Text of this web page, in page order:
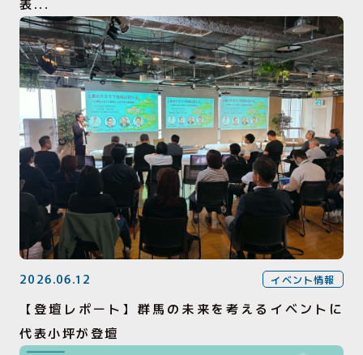
表...
2026.06.12 イベント情報
【登壇レポート】群馬の未来を考えるイベントに
代表小坪が登壇